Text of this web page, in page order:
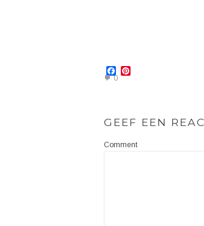
Facebook
Pinterest
0
GEEF EEN
Comment